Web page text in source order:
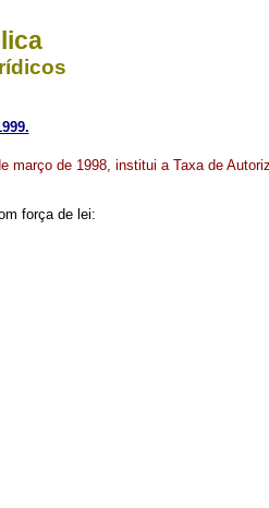
março de 1998, institui a Taxa de
força de lei: